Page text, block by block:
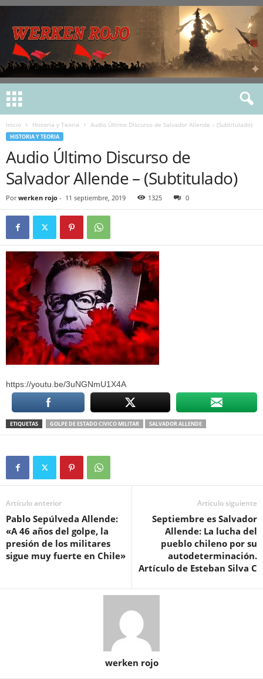
Inicio Historia y Teoria Audio Último Discurso de Salvador Allende – (Subtitulado)
HISTORIA Y TEORIA
Audio Último Discurso de
Salvador Allende – (Subtitulado)
Por werken rojo - 11 septiembre, 2019 1325 0
https://youtu.be/3uNGNmU1X4A
ETIQUETAS GOLPE DE ESTADO CIVICO MILITAR SALVADOR ALLENDE
Artículo anterior
Pablo Sepúlveda Allende:
«A 46 años del golpe, la
presión de los militares
sigue muy fuerte en Chile»
Artículo siguiente
Septiembre es Salvador
Allende: La lucha del
pueblo chileno por su
autodeterminación.
Artículo de Esteban Silva C
werken rojo